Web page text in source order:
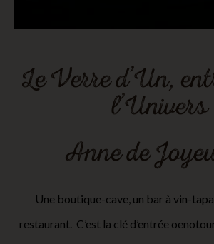
Le Verre d’Un,
l’Univers
Anne de
Une boutique-cave, un bar à vin-
restaurant. C’est la clé d’entrée